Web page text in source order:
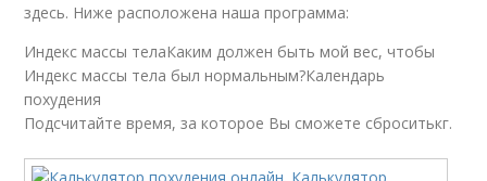
здесь. Ниже расположена наша программа:
Индекс массы телаКаким должен быть мой вес, чтобы
Индекс массы тела был нормальным?Календарь
похудения
Подсчитайте время, за которое Вы сможете сброситькг.